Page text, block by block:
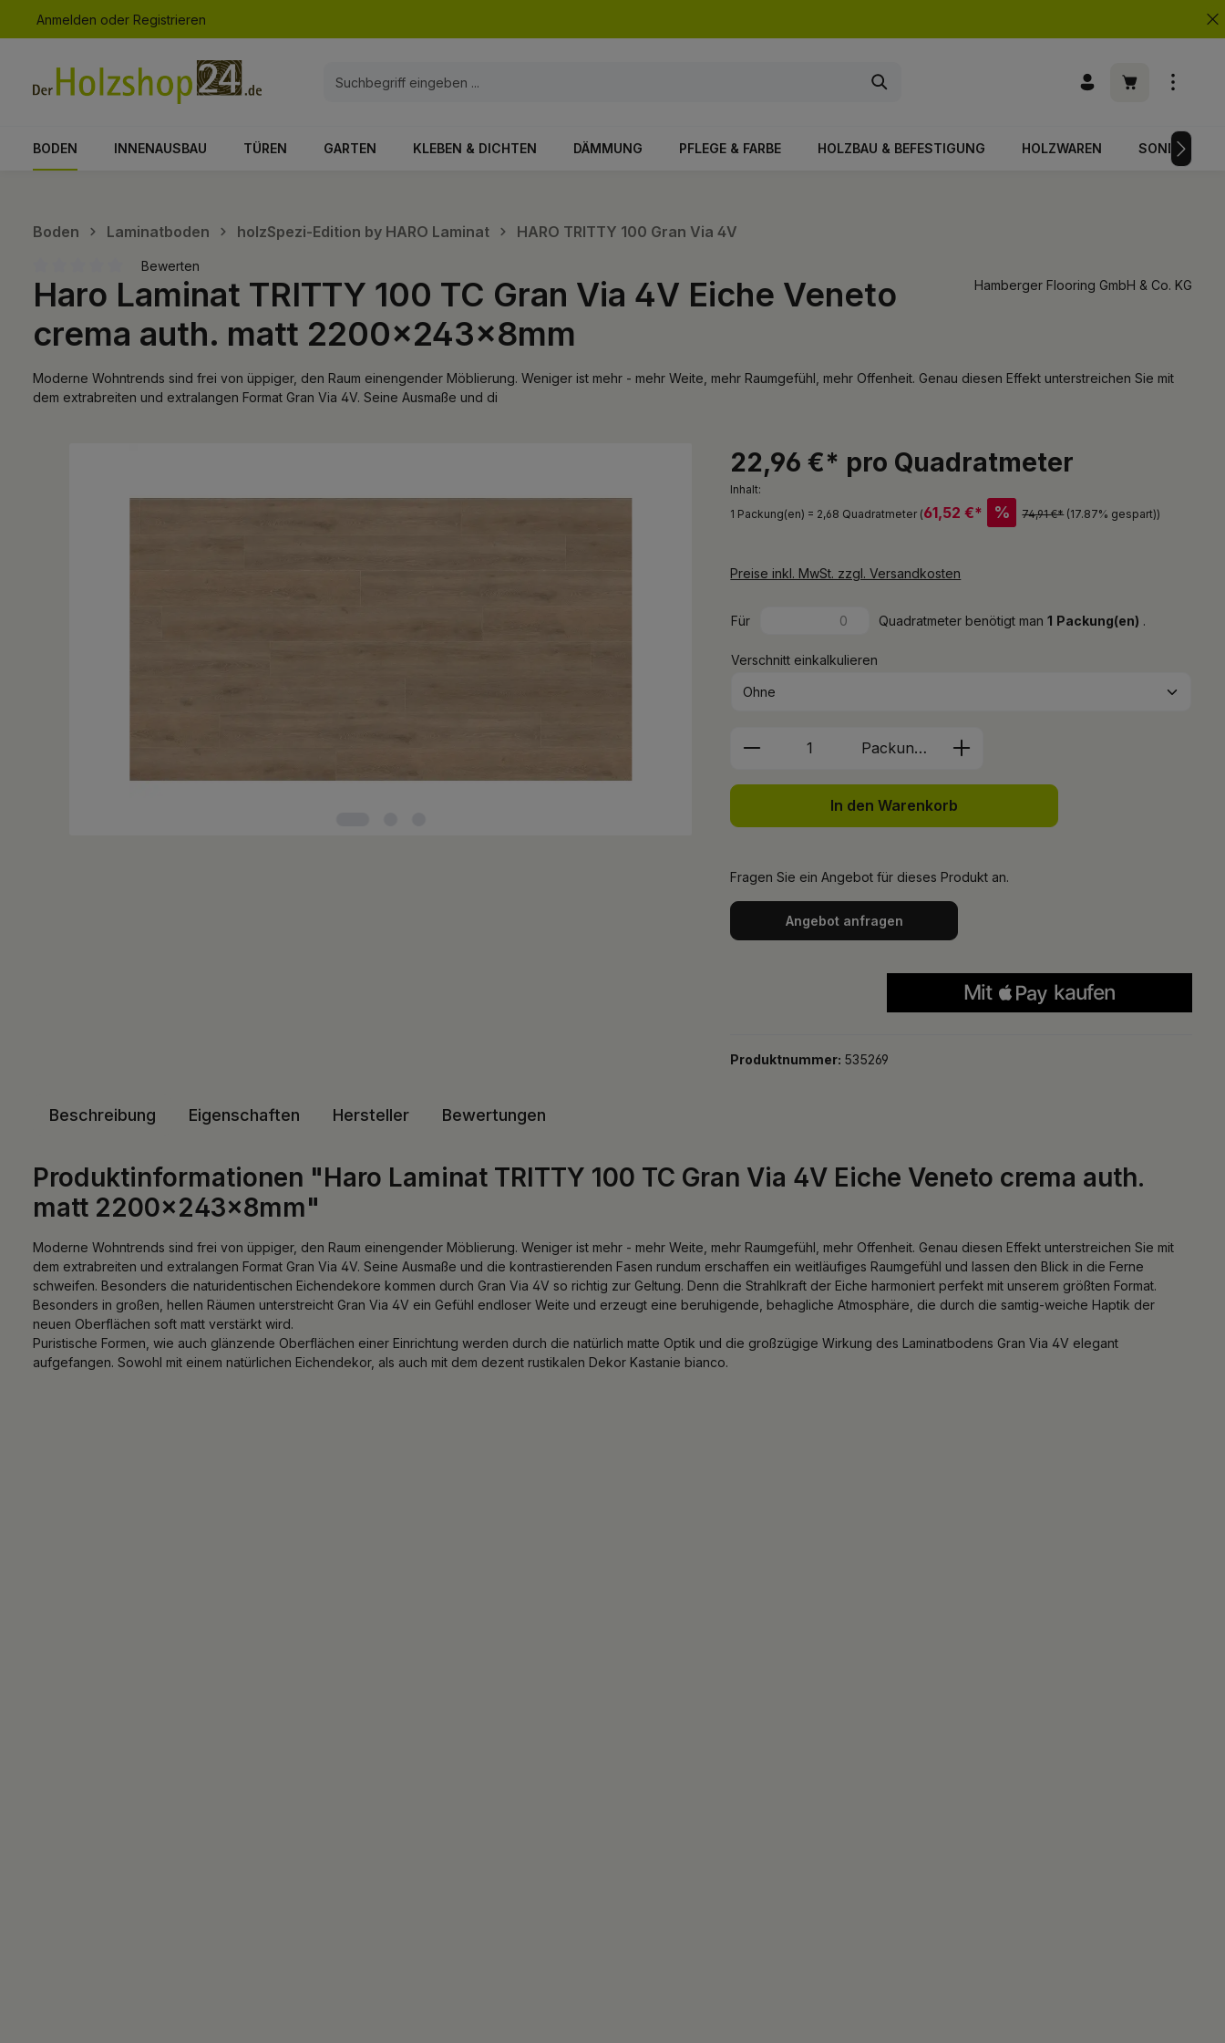
Zur Hauptnavigation springen
Anmelden oder Registrieren
Warenkorb
BODEN INNENAUSBAU TÜREN GARTEN KLEBEN & DICHTEN DÄMMUNG PFLEGE & FARBE HOLZBAU & BEFESTIGUNG HOLZWAREN
Boden Laminatboden holzSpezi-Edition by HARO Laminat HARO TRITTY 100 Gran Via 4V
Durchschnittliche Bewertung von 0 von 5 Sternen
Bewerten
Haro Laminat TRITTY 100 TC Gran Via 4V Eiche Veneto
crema auth. matt 2200x243x8mm
Hamberger Flooring GmbH & Co. KG
Moderne Wohntrends sind frei von üppiger, den Raum einengender Möblierung. Weniger ist mehr - mehr Weite, mehr Raumgefühl, mehr Offenheit. Genau diesen Effekt unterstreichen Sie mit
dem extrabreiten und extralangen Format Gran Via 4V. Seine Ausmaße und di
22,96 €* pro Quadratmeter
Inhalt:
1 Packung(en) = 2,68 Quadratmeter (61,52 €* % 74,91 €* (17.87% gespart))
Preise inkl. MwSt. zzgl. Versandkosten
Für Quadratmeter benötigt man1 Packung(en) .
Verschnitt einkalkulieren
Produkt Anzahl: Gib den gewünschten Wert
Packung(en)
In den Warenkorb
Fragen Sie ein Angebot für dieses Produkt an.
Angebot anfragen
Produktnummer: 535269
Beschreibung Eigenschaften Hersteller Bewertungen
Produktinformationen "Haro Laminat TRITTY 100 TC Gran Via 4V Eiche Veneto crema auth.
matt 2200x243x8mm"
Moderne Wohntrends sind frei von üppiger, den Raum einengender Möblierung. Weniger ist mehr - mehr Weite, mehr Raumgefühl, mehr Offenheit. Genau diesen Effekt unterstreichen Sie mit
dem extrabreiten und extralangen Format Gran Via 4V. Seine Ausmaße und die kontrastierenden Fasen rundum erschaffen ein weitläufiges Raumgefühl und lassen den Blick in die Ferne
schweifen. Besonders die naturidentischen Eichendekore kommen durch Gran Via 4V so richtig zur Geltung. Denn die Strahlkraft der Eiche harmoniert perfekt mit unserem größten Format.
Besonders in großen, hellen Räumen unterstreicht Gran Via 4V ein Gefühl endloser Weite und erzeugt eine beruhigende, behagliche Atmosphäre, die durch die samtig-weiche Haptik der
neuen Oberflächen soft matt verstärkt wird.
Puristische Formen, wie auch glänzende Oberflächen einer Einrichtung werden durch die natürlich matte Optik und die großzügige Wirkung des Laminatbodens Gran Via 4V elegant
aufgefangen. Sowohl mit einem natürlichen Eichendekor, als auch mit dem dezent rustikalen Dekor Kastanie bianco.